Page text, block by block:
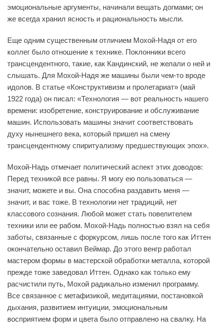
эмоциональные аргументы, начинали вещать догмами; он
же всегда хранил ясность и рациональность мысли.
Еще одним существенным отличием Мохой-Надя от его
коллег было отношение к технике. Поклонники всего
трансцендентного, такие, как Кандинский, не желали о ней и
слышать. Для Мохой-Надя же машины были чем-то вроде
идолов. В статье «Конструктивизм и пролетариат» (май
1922 года) он писал: «Технология — вот реальность нашего
времени: изобретение, конструирование и обслуживание
машин. Использовать машины значит соответствовать
духу нынешнего века, который пришел на смену
трансцендентному спиритуализму предшествующих эпох».
Мохой-Надь отмечает политический аспект этих доводов:
Перед техникой все равны. Я могу ею пользоваться —
значит, можете и вы. Она способна раздавить меня —
значит, и вас тоже. В технологии нет традиций, нет
классового сознания. Любой может стать повелителем
техники или ее рабом. Мохой-Надь полностью взял на себя
заботы, связанные с форкурсом, лишь после того как Иттен
окончательно оставил Веймар. До этого венгр работал
мастером формы в мастерской обработки металла, которой
прежде тоже заведовал Иттен. Однако как только ему
расчистили путь, Мохой радикально изменил программу.
Все связанное с метафизикой, медитациями, постановкой
дыхания, развитием интуиции, эмоциональным
восприятием форм и цвета было отправлено на свалку. На